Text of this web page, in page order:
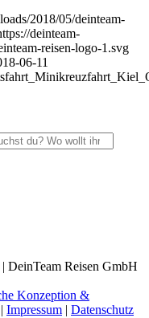
2018/05/deinteam-
deinteam-
reisen-logo-1.svg
06-11
DeinTeam Reisen GmbH
Konzeption &
| Impressum | Datenschutz